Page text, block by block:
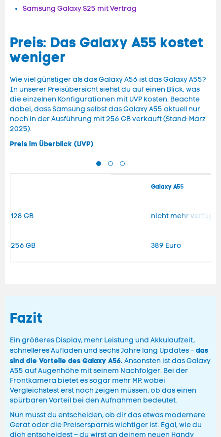
Samsung Galaxy S25 mit Vertrag
Preis: Das Galaxy A55 kostet
weniger
Wie viel günstiger als das Galaxy A56 ist das Galaxy A55?
In unserer Preisübersicht siehst du auf einen Blick, was
die einzelnen Konfigurationen mit UVP kosten. Beachte
dabei, dass Samsung selbst das Galaxy A55 aktuell nur
noch in der Ausführung mit 256 GB verkauft (Stand: März
2025).
Preis im Überblick (UVP)
Galaxy A55
128 GB nicht mehr
256 GB 389 Euro
Fazit
Ein größeres Display, mehr Leistung und Akkulaufzeit,
schnelleres Aufladen und sechs Jahre lang Updates –das
sind die Vorteile des Galaxy A56. Ansonsten ist das Galaxy
A55 auf Augenhöhe mit seinem Nachfolger. Bei der
Frontkamera bietet es sogar mehr MP, wobei
Vergleichstest erst noch zeigen müssen, ob das einen
spürbaren Vorteil bei den Aufnahmen bedeutet.
Nun musst du entscheiden, ob dir das etwas modernere
Gerät oder die Preisersparnis wichtiger ist. Egal, wie du
dich entscheidest – du wirst an deinem neuen Handy